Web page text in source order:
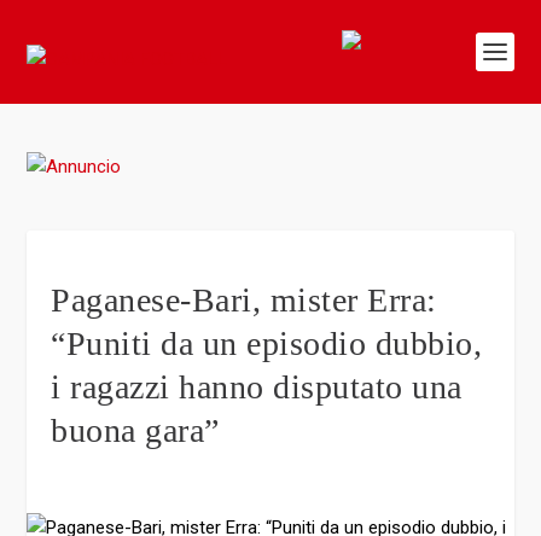
Paganese-Bari, mister Erra:
“Puniti da un episodio dubbio,
i ragazzi hanno disputato una
buona gara”